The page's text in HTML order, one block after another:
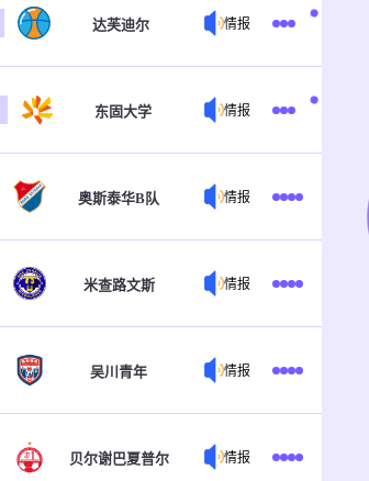
达芙迪尔 情报
东固大学 情报
奥斯泰华B队 情报
米查路文斯 情报
吴川青年 情报
贝尔谢巴夏普尔 情报